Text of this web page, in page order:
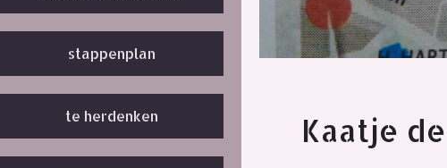
stappenplan
te herdenken Kaatje